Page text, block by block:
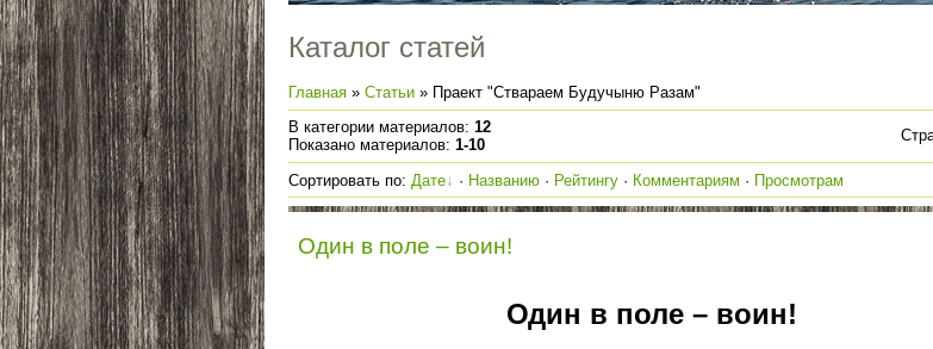
Каталог статей
Главная » Статьи » Праект "Ствараем Будучыню Разам"
В категории материалов: 12
Показано материалов: 1-10
Сортировать по: Дате · Названию · Рейтингу · Комментариям · Просмотрам
Один в поле – воин!
Один в поле – воин!